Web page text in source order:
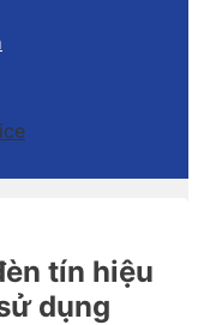
tín hiệu
dụng